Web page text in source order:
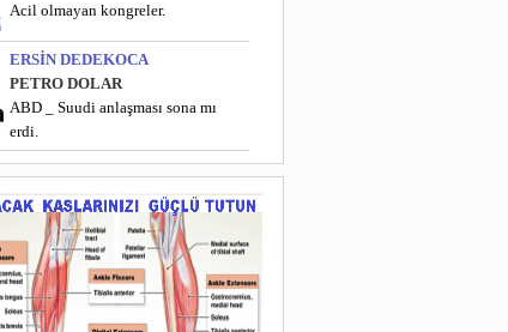
Acil olmayan kongreler.
ERSİN DEDEKOCA
PETRO DOLAR
ABD _ Suudi anlaşması sona mı
erdi.